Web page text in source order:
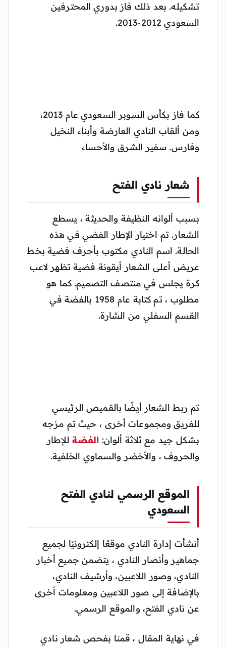
تشكيله. بعد ذلك فاز بدوري المحترفين
السعودي 2012-2013.
كما فاز بكأس السوبر السعودي عام 2013،
ومن ألقاب النادي العارضة وأبناء النخيل
وفارس. سفير الشرق والأحساء
شعار نادي الفتح
بسبب ألوانه النظيفة والحديثة ، يسطع
الشعار. تم اختيار الإطار الفضي في هذه
الحالة. اسم النادي مكتوب بأحرف فضية بخط
عريض أعلى الشعار أيقونة فضية تظهر لاعب
كرة يجلس في منتصف التصميم. كما هو
مطلوب ، تم كتابة عام 1958 بالفضة في
القسم السفلي من الشارة.
تم ربط الشعار أيضًا بالقميص الرئيسي
للفريق ومجموعات أخرى ، حيث تم مزجه
بشكل جيد مع ثلاثة ألوان: الفضة للإطار
والحروف ، والأخضر والسماوي الخلفية.
الموقع الرسمي لنادي الفتح
السعودي
أنشأت إدارة النادي موقعًا إلكترونيًا لجميع
جماهير وأنصار النادي ، يتضمن جميع أخبار
النادي، وصور اللاعبين، وأرشيف النادي،
بالإضافة إلى صور اللاعبين ومعلومات أخرى
عن نادي الفتح، والموقع الرسمي.
في نهاية المقال ، قمنا بفحص شعار نادي